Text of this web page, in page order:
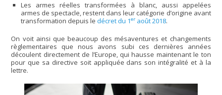
Les armes réelles transformées à blanc, aussi appelées
armes de spectacle, restent dans leur catégorie d’origine avant
transformation depuis le décret du 1eraoût 2018.
On voit ainsi que beaucoup des mésaventures et changements
règlementaires que nous avons subi ces dernières années
découlent directement de l’Europe, qui hausse maintenant le ton
pour que sa directive soit appliquée dans son intégralité et à la
lettre.